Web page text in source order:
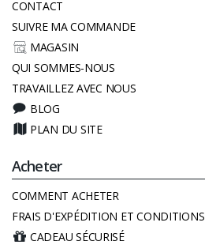
CONTACT
SUIVRE MA COMMANDE
MAGASIN
QUI SOMMES-NOUS
TRAVAILLEZ AVEC NOUS
BLOG
PLAN DU SITE
Acheter
COMMENT ACHETER
FRAIS D'EXPÉDITION ET CONDITIONS
CADEAU SÉCURISÉ